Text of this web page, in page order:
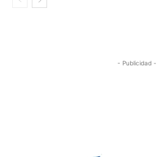
- Publicidad -